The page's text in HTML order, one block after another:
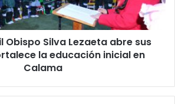
Silva Lezaeta abre sus
la educación inicial en
Calama